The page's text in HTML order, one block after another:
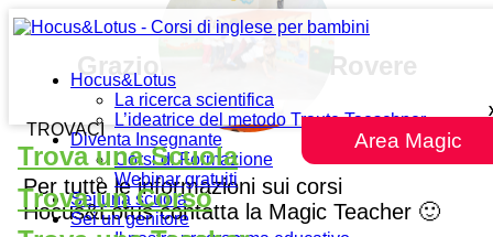
Hocus&Lotus
La ricerca scientifica
L’ideatrice del metodo Traute Taeschner
Diventa Insegnante
Corsi di Formazione
Webinar gratuiti
Sei una scuola
Sei un genitore
Area Magic
TROVACI
Trova una Scuola
Trova un Corso
Grazioli Lante della Rovere
Per tutte le informazioni sui corsi
Hocus&Lotus contatta la Magic Teacher 🙂